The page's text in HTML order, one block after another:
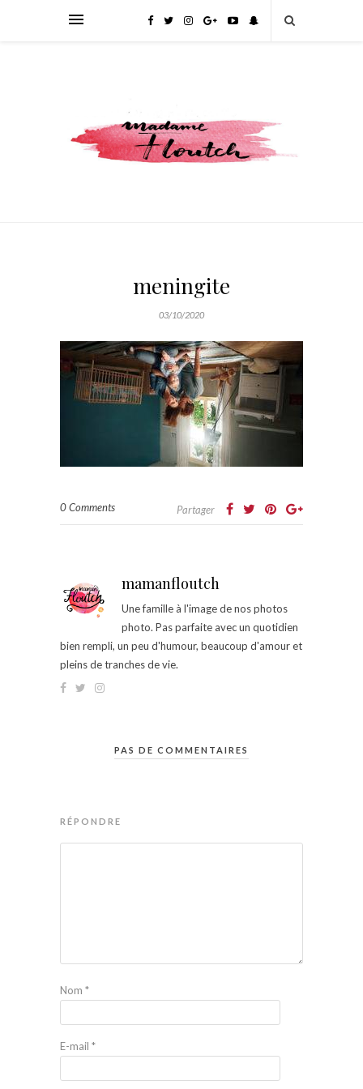
meningite
03/10/2020
0 Comments Partager
mamanfloutch
Une famille à l'image de nos photos
photo. Pas parfaite avec un quotidien
bien rempli, un peu d'humour, beaucoup d'amour et
pleins de tranches de vie.
PAS DE COMMENTAIRES
RÉPONDRE
Nom *
E-mail *